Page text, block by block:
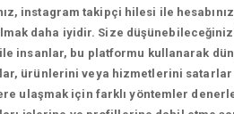
instagram takipçi hilesi ile
daha iyidir. Size
insanlar, bu platformu kullanarak
ürünlerini veya hizmetlerini
ulaşmak için farklı yöntemler